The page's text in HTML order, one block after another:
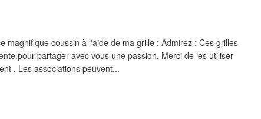
magnifique coussin à l'aide de ma grille : Admirez : Ces grilles
pour partager avec vous une passion. Merci de les utiliser
. Les associations peuvent...